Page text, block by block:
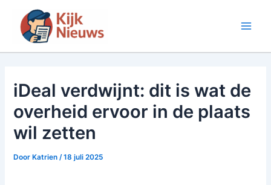
inhoud
iDeal verdwijnt: dit is wat de
overheid ervoor in de plaats
wil zetten
Door Katrien/18 juli 2025